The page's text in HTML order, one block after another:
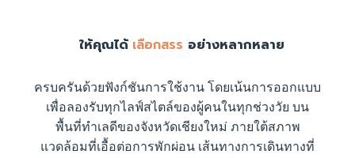
ให้คุณได้ เลือกสรร อย่างหลากหลาย
ครบครันด้วยฟังก์ชันการใช้งาน โดยเน้นการออกแบบ
เพื่อลองรับทุกไลฟ์สไตล์ของผู้คนในทุกช่วงวัย บน
พื้นที่ทำเลดีของจังหวัดเชียงใหม่ ภายใต้สภาพ
แวดล้อมที่เอื้อต่อการพักผ่อน เส้นทางการเดินทางที่